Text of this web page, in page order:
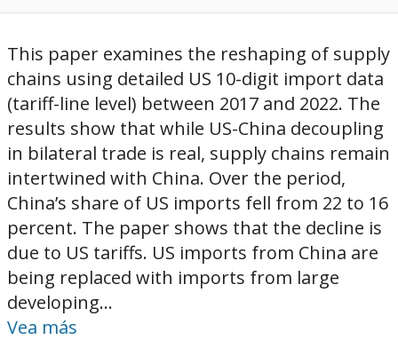
This paper examines the reshaping of supply
chains using detailed US 10-digit import data
(tariff-line level) between 2017 and 2022. The
results show that while US-China decoupling
in bilateral trade is real, supply chains remain
intertwined with China. Over the period,
China’s share of US imports fell from 22 to 16
percent. The paper shows that the decline is
due to US tariffs. US imports from China are
being replaced with imports from large
developing...
Vea más